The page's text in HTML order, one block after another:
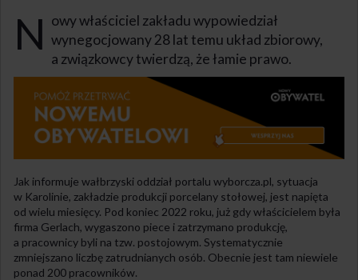
N owy właściciel zakładu wypowiedział
wynegocjowany 28 lat temu układ zbiorowy,
a związkowcy twierdzą, że łamie prawo.
Jak informuje wałbrzyski oddział portalu wyborcza.pl, sytuacja
w Karolinie, zakładzie produkcji porcelany stołowej, jest napięta
od wielu miesięcy. Pod koniec 2022 roku, już gdy właścicielem była
firma Gerlach, wygaszono piece i zatrzymano produkcję,
a pracownicy byli na tzw. postojowym. Systematycznie
zmniejszano liczbę zatrudnianych osób. Obecnie jest tam niewiele
ponad 200 pracowników.